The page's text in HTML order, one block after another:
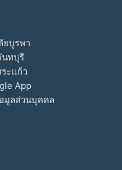
ยบูรพา
นทบุรี
ะแก้ว
App
มูลส่วนบุคคล